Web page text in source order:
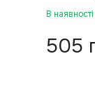
В наявності
505